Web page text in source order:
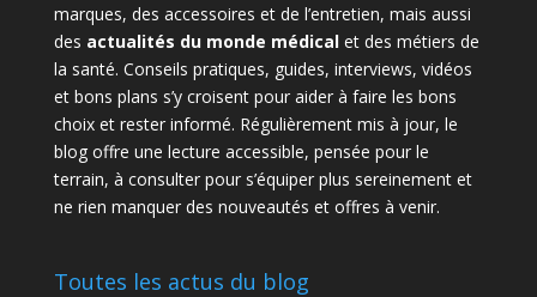
marques, des accessoires et de l’entretien, mais aussi
des actualités du monde médicalet des métiers de
la santé. Conseils pratiques, guides, interviews, vidéos
et bons plans s’y croisent pour aider à faire les bons
choix et rester informé. Régulièrement mis à jour, le
blog offre une lecture accessible, pensée pour le
terrain, à consulter pour s’équiper plus sereinement et
ne rien manquer des nouveautés et offres à venir.
Toutes les actus du blog